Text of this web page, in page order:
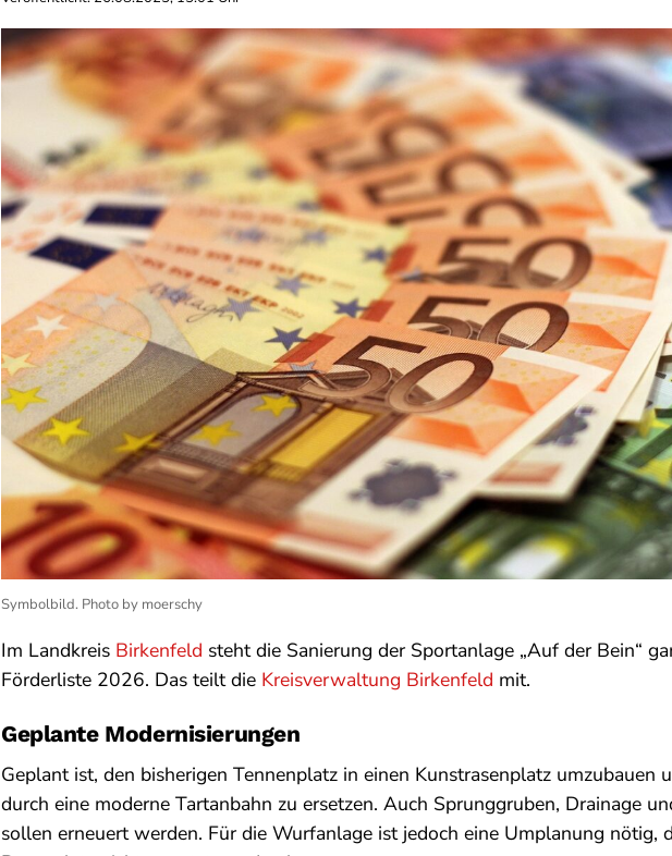
Symbolbild. Photo by moerschy
Im Landkreis Birkenfeld steht die Sanierung der Sportanlage „Auf der Bein“
Förderliste 2026. Das teilt die Kreisverwaltung Birkenfeld mit.
Geplante Modernisierungen
Geplant ist, den bisherigen Tennenplatz in einen Kunstrasenplatz umzubauen
durch eine moderne Tartanbahn zu ersetzen. Auch Sprunggruben, Drainage
sollen erneuert werden. Für die Wurfanlage ist jedoch eine Umplanung nötig,